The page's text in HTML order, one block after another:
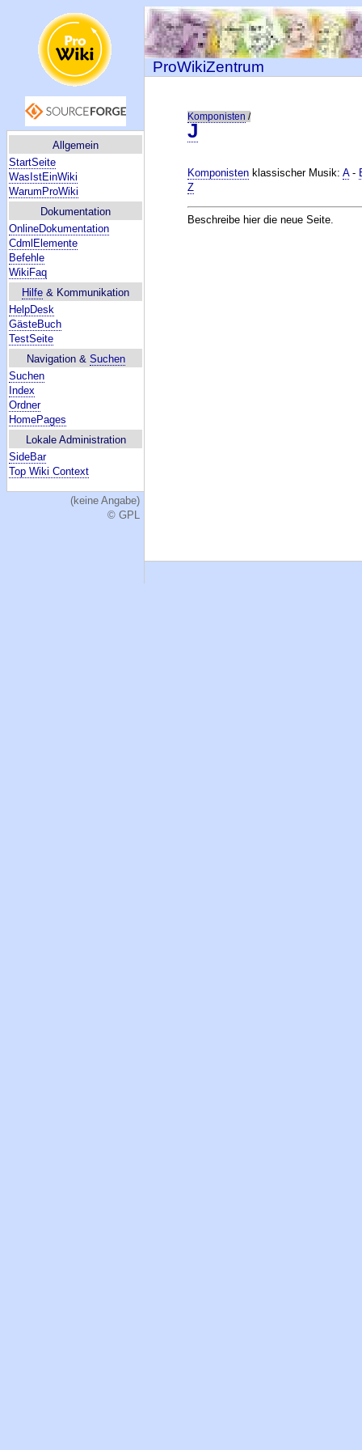
Allgemein
StartSeite
WasIstEinWiki
WarumProWiki
Dokumentation
OnlineDokumentation
CdmlElemente
Befehle
WikiFaq
Hilfe & Kommunikation
HelpDesk
GästeBuch
TestSeite
Navigation & Suchen
Suchen
Index
Ordner
HomePages
Lokale Administration
SideBar
Top Wiki Context
(keine Angabe)
© GPL
ProWikiZentrum
Komponisten /
J
Komponisten klassischer Musik:A-
Z
Beschreibe hier die neue Seite.